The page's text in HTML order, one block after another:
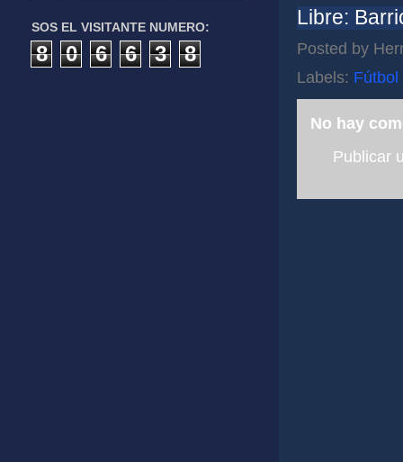
Libre:
Posted by
Labels: Fútbol
No hay
Publicar
SOS EL VISITANTE NUMERO:
8 0 6 6 3 8